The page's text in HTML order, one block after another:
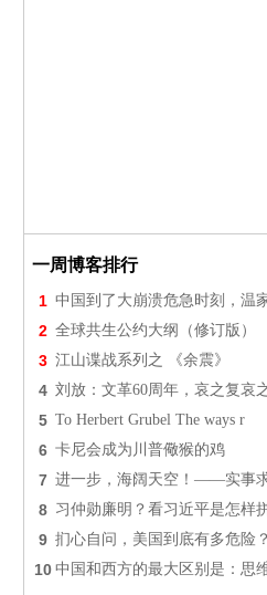
一周博客排行
1 中国到了大崩溃危急时刻，温
2 全球共生公约大纲（修订版）
3 江山谍战系列之 《余震》
4 刘放：文革60周年，哀之复哀
5 To Herbert Grubel The ways r
6 卡尼会成为川普儆猴的鸡
7 进一步，海阔天空！——实事
8 习仲勋廉明？看习近平是怎样
9 扪心自问，美国到底有多危险？
10 中国和西方的最大区别是：思